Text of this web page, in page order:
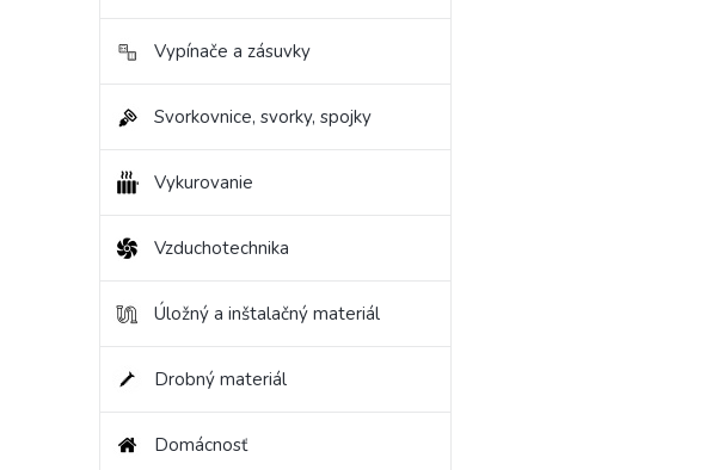
Vypínače a zásuvky
Svorkovnice, svorky, spojky
Vykurovanie
Vzduchotechnika
Úložný a inštalačný materiál
Drobný materiál
Domácnosť